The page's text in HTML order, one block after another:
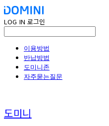
LOG IN 로그인
이용방법
반납방법
도미니존
자주묻는질문
도미니